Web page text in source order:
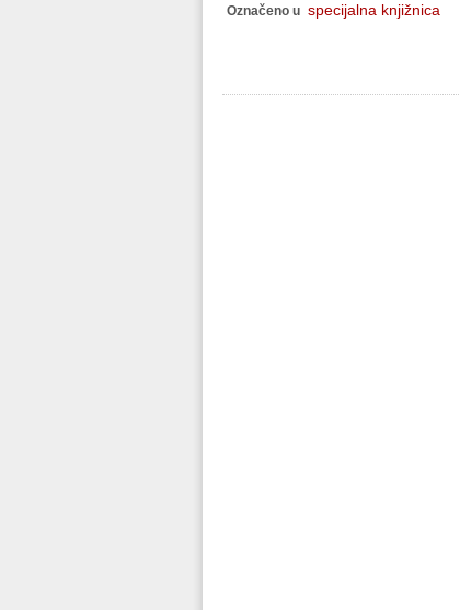
Označeno u specijalna knjižnica